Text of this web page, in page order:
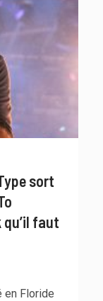
sort
faut
en Floride